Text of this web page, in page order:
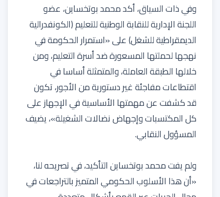
وفي ذات السياق، أكد محمد بوتخساين، عضو
اللجنة الإدارية للنقابة الوطنية للتعليم (الكونفدرالية
الديمقراطية للشغل) على «استمرار الحكومة في
نهجها لحملتها المسعورة ضد أسرة التعليم، ومن
خلالها الطبقة العاملة، والمتمثلة أساسا في
اقتطاعات مفاجئة غير دستورية من الأجور، تكون
قد كشفت عن مهمتها الأساسية في الإجهاز على
كل المكتسبات وإجهاض نضالات الشغيلة»، يضيف
المسؤول النقابي.
ولم يفت محمد بوتخساين التأكيد، في تصريحه لنا،
«أن هذا الأسلوب الحكومي المتميز بالتراجعات في